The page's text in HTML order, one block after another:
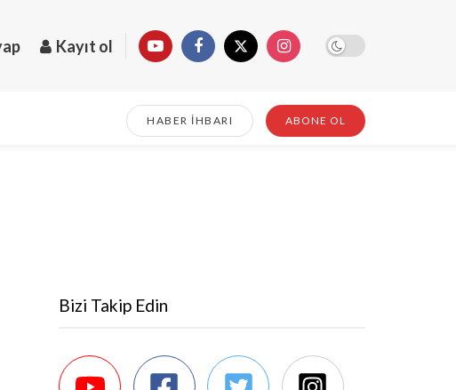
Kayıt ol
HABER İHBARI ABONE OL
Bizi Takip Edin